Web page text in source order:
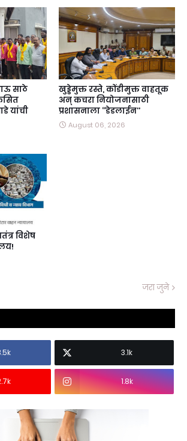
साठे
यांची
खुड्डेमुक्त रस्ते, कोंडीमुक्त वाहतूक
अन्‌ कचरा नियोजनासाठी
प्रशासनाला ‘‘डेडलाईन’’
August 06, 2026
विशेष
जरा जुने
3.1k
1.8k